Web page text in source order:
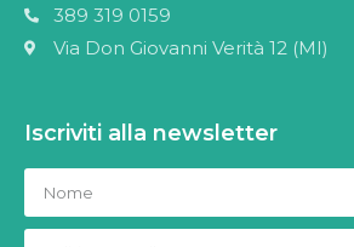
389 319 0159
Via Don Giovanni Verità 12 (MI)
Iscriviti alla newsletter